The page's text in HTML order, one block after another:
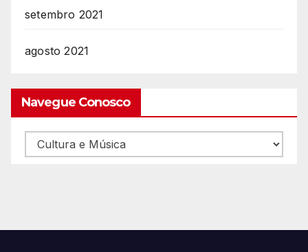
setembro 2021
agosto 2021
Navegue Conosco
Navegue
Conosco